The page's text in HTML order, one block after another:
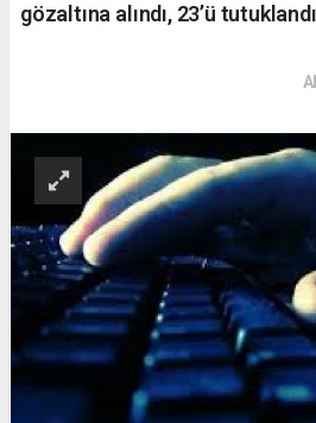
gözaltına alındı, 23’ü